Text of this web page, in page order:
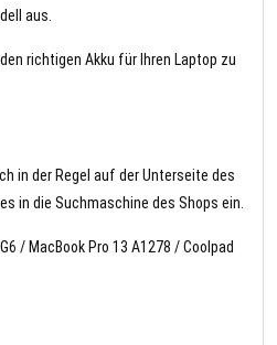
aus.
richtigen Akku für Ihren Laptop zu
in der Regel auf der Unterseite des
in die Suchmaschine des Shops ein.
/ MacBook Pro 13 A1278 / Coolpad